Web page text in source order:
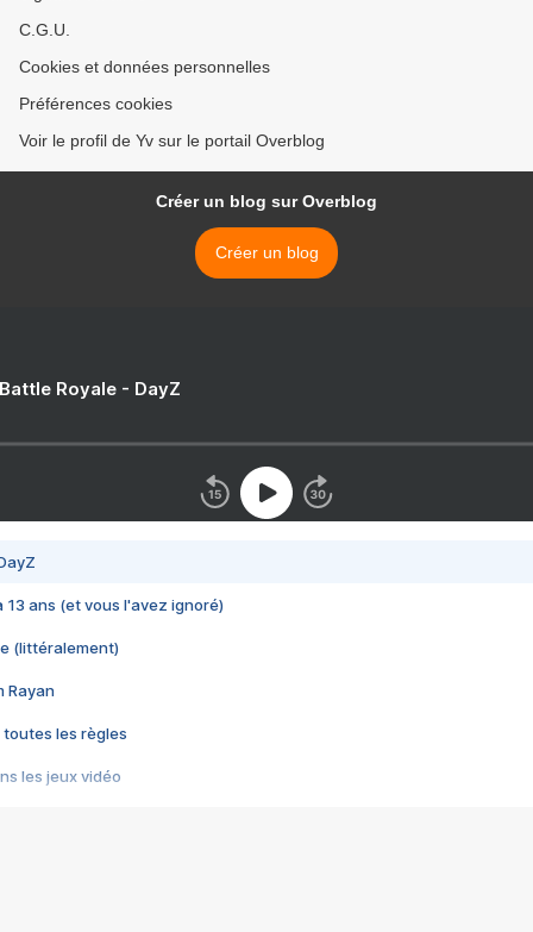
C.G.U.
Cookies et données personnelles
Préférences cookies
Voir le profil de Yv sur le portail Overblog
Créer un blog sur Overblog
Créer un blog
Royale - DayZ
13 ans (et vous l'avez ignoré)
(littéralement)
Rayan
toutes les règles
les jeux vidéo